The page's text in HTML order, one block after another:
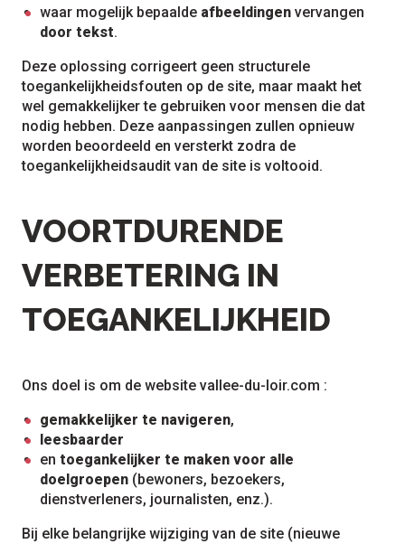
waar mogelijk bepaalde afbeeldingen vervangen
door tekst.
Deze oplossing corrigeert geen structurele
toegankelijkheidsfouten op de site, maar maakt het
wel gemakkelijker te gebruiken voor mensen die dat
nodig hebben. Deze aanpassingen zullen opnieuw
worden beoordeeld en versterkt zodra de
toegankelijkheidsaudit van de site is voltooid.
VOORTDURENDE
VERBETERING IN
TOEGANKELIJKHEID
Ons doel is om de website vallee-du-loir.com :
gemakkelijker te navigeren,
leesbaarder
en toegankelijker te maken voor alle
doelgroepen (bewoners, bezoekers,
dienstverleners, journalisten, enz.).
Bij elke belangrijke wijziging van de site (nieuwe